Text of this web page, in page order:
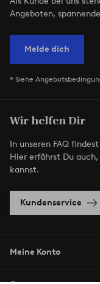
Angeboten,
Melde dich
* Siehe
Wir helfen Dir
In unseren FAQ
Hier erfährst Du
kannst.
Kundenservice
Meine Konto